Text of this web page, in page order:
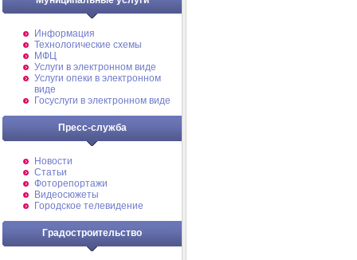
Информация
Технологические схемы
МФЦ
Услуги в электронном виде
Услуги опеки в электронном
виде
Госуслуги в электронном виде
Пресс-служба
Новости
Статьи
Фоторепортажи
Видеосюжеты
Городское телевидение
Градостроительство